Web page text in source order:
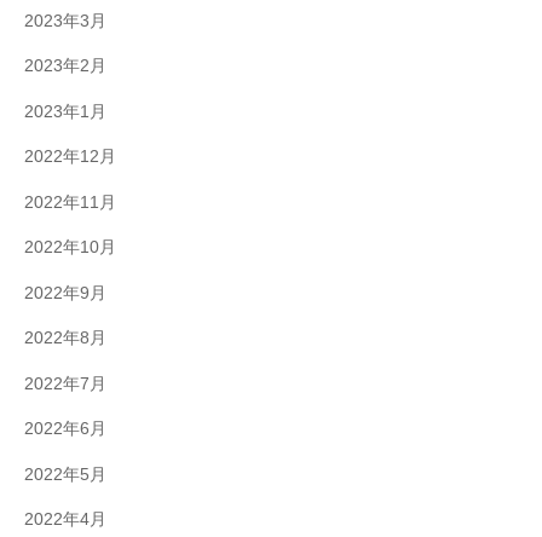
2023年3月
2023年2月
2023年1月
2022年12月
2022年11月
2022年10月
2022年9月
2022年8月
2022年7月
2022年6月
2022年5月
2022年4月